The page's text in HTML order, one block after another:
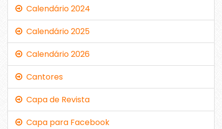
Calendário 2024
Calendário 2025
Calendário 2026
Cantores
Capa de Revista
Capa para Facebook